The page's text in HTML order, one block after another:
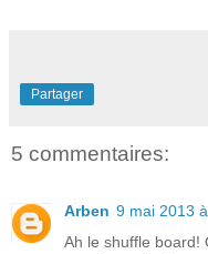
Partager
5 commentaires:
Arben 9 mai 2013
Ah le shuffle board!